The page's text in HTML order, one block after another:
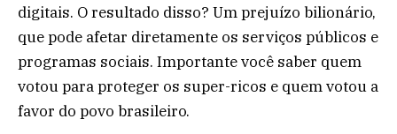
digitais. O resultado disso? Um prejuízo bilionário,
que pode afetar diretamente os serviços públicos e
programas sociais. Importante você saber quem
votou para proteger os super-ricos e quem votou a
favor do povo brasileiro.